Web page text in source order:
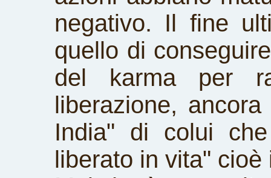
negativo. Il fine
quello di
del karma per
liberazione,
India" di colui
liberato in vita" cioè